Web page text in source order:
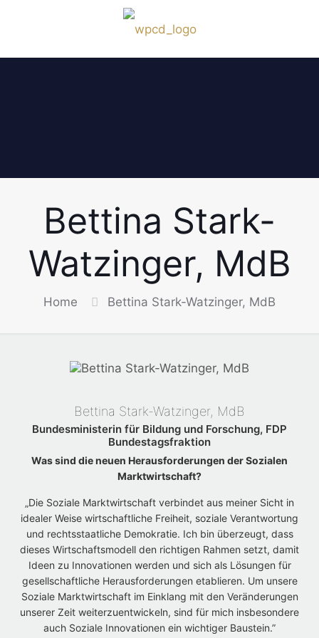
Bettina Stark-
Watzinger, MdB
Home Bettina Stark-Watzinger, MdB
Bettina Stark-Watzinger, MdB
Bundesministerin für Bildung und Forschung, FDP
Bundestagsfraktion
Was sind die neuen Herausforderungen der Sozialen
Marktwirtschaft?
„Die Soziale Marktwirtschaft verbindet aus meiner Sicht in
idealer Weise wirtschaftliche Freiheit, soziale Verantwortung
und rechtsstaatliche Demokratie. Ich bin überzeugt, dass
dieses Wirtschaftsmodell den richtigen Rahmen setzt, damit
Ideen zu Innovationen werden und sich als Lösungen für
gesellschaftliche Herausforderungen etablieren. Um unsere
Soziale Marktwirtschaft im Einklang mit den Veränderungen
unserer Zeit weiterzuentwickeln, sind für mich insbesondere
auch Soziale Innovationen ein wichtiger Baustein.”